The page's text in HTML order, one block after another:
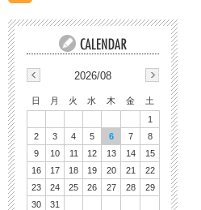
2026/08
日 月 火 水 木 金
土
1
2
3 4 5 6 7
8
9
10 11 12 13 14
15
16
17 18 19 20 21
22
23
24 25 26 27 28
29
30
31